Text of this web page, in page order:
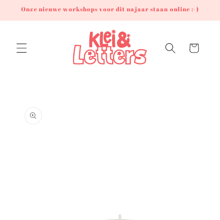
naar de
content
Onze nieuwe workshops voor dit najaar staan online :-)
Winkelwagen
productinformatie